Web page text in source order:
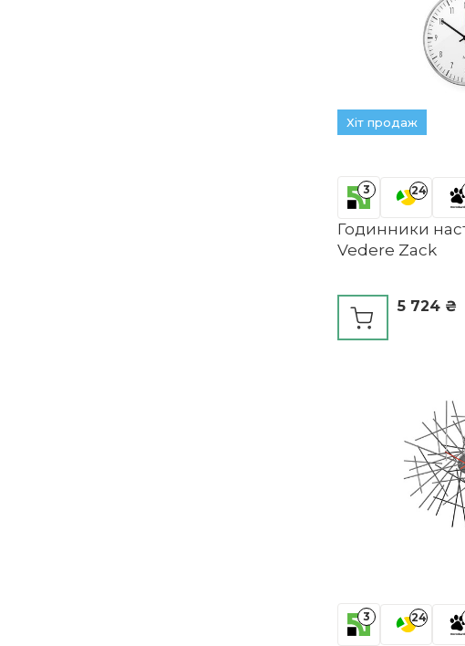
Хіт продаж
3 24
Годинники
Vedere Zack
5 724 ₴
3 24